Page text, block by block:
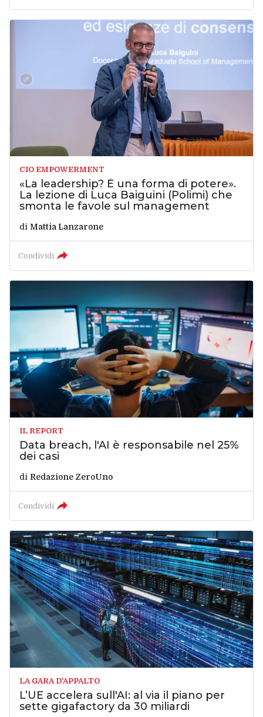
CIO EMPOWERMENT
«La leadership? È una forma di potere».
La lezione di Luca Baiguini (Polimi) che
smonta le favole sul management
di Mattia Lanzarone
Condividi
IL REPORT
Data breach, l'AI è responsabile nel 25%
dei casi
di Redazione ZeroUno
Condividi
LA GARA D'APPALTO
L’UE accelera sull'AI: al via il piano per
sette gigafactory da 30 miliardi